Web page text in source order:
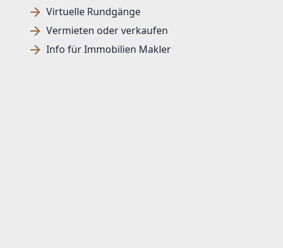
Virtuelle Rundgänge
Vermieten oder verkaufen
Info für Immobilien Makler